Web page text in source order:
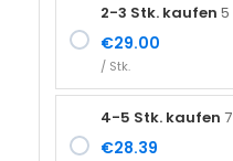
2-3 Stk. kaufen 5
€29.00
/ Stk.
4-5 Stk. kaufen
€28.39